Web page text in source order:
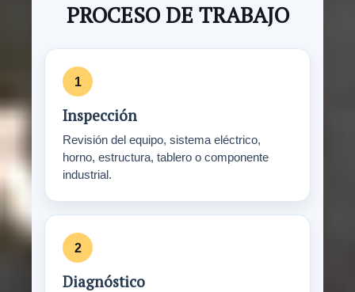
PROCESO DE TRABAJO
Inspección
Revisión del equipo, sistema eléctrico,
horno, estructura, tablero o componente
industrial.
Diagnóstico